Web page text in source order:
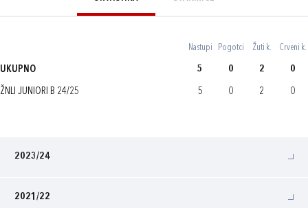
Nastupi Pogotci Žuti k. Crveni k.
UKUPNO 5 0 2 0
ŽNLI JUNIORI B 24/25 5 0 2 0
2023/24
2021/22